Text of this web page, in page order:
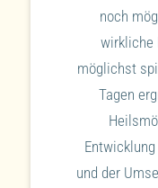
noch
wirkliche
möglichst
Tagen
und der